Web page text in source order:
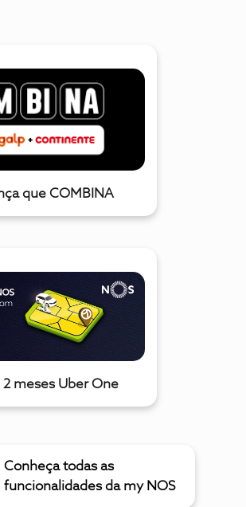
que COMBINA
meses Uber One
Conheça todas as
funcionalidades da my NOS